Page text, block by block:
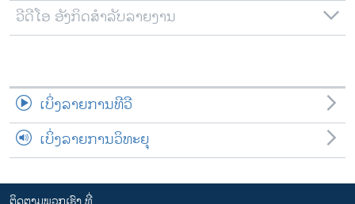
ວີດີໂອ ອັງກິດສຳລັບລາຍງານ
ເບິ່ງລາຍການທີວີ
ເບິ່ງລາຍການວິທະຍຸ